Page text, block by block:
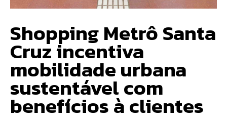
Shopping Metrô Santa
Cruz incentiva
mobilidade urbana
sustentável com
benefícios à clientes